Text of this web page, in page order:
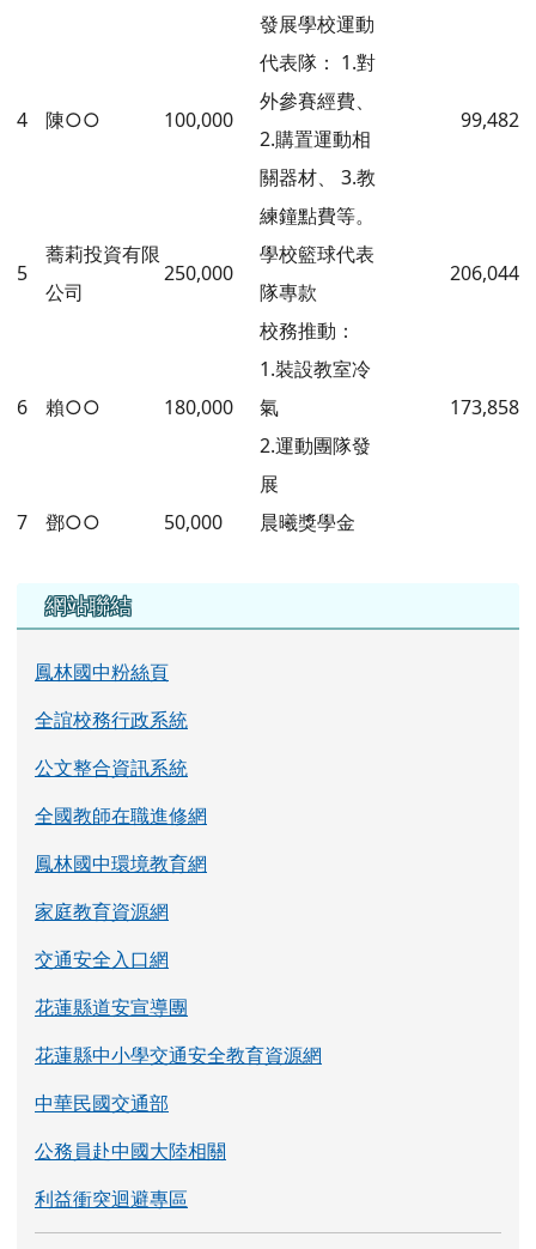
4 陳○○ 100,000
發展學校運動
代表隊： 1.對
外參賽經費、
2.購置運動相
關器材、 3.教
練鐘點費等。
99,482
5
蕎莉投資有限
公司
250,000
學校籃球代表
隊專款
206,044
6 賴○○ 180,000
校務推動：
1.裝設教室冷
氣
2.運動團隊發
展
173,858
7 鄧○○ 50,000 晨曦獎學金
左邊區域內容
網站聯結
鳳林國中粉絲頁
全誼校務行政系統
公文整合資訊系統
全國教師在職進修網
鳳林國中環境教育網
家庭教育資源網
交通安全入口網
花蓮縣道安宣導團
花蓮縣中小學交通安全教育資源網
中華民國交通部
公務員赴中國大陸相關
利益衝突迴避專區